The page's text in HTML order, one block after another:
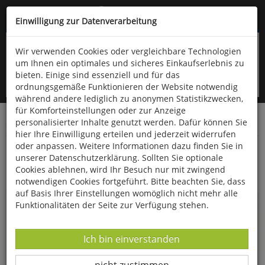
Kompletten Head der Seite überspringen
oder (06766) 9323-960
Startseite Bücher Kinderbücher
Weißt du eigentlich, wie lieb ich dich hab?
Einwilligung zur Datenverarbeitung
Wir verwenden Cookies oder vergleichbare Technologien
um Ihnen ein optimales und sicheres Einkaufserlebnis zu
bieten. Einige sind essenziell und für das
ordnungsgemäße Funktionieren der Website notwendig
während andere lediglich zu anonymen Statistikzwecken,
für Komforteinstellungen oder zur Anzeige
personalisierter Inhalte genutzt werden. Dafür können Sie
hier Ihre Einwilligung erteilen und jederzeit widerrufen
oder anpassen. Weitere Informationen dazu finden Sie in
unserer Datenschutzerklärung. Sollten Sie optionale
Cookies ablehnen, wird Ihr Besuch nur mit zwingend
notwendigen Cookies fortgeführt. Bitte beachten Sie, dass
auf Basis Ihrer Einstellungen womöglich nicht mehr alle
Funktionalitäten der Seite zur Verfügung stehen.
Datenverarbeitung -
Ich bin einverstanden